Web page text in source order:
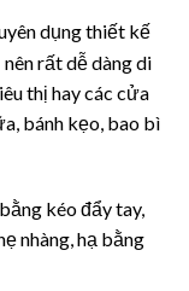
dụng thiết kế
nên rất dễ dàng di
thị hay các cửa
bánh kẹo, bao bì
kéo đẩy tay,
nhàng, hạ bằng